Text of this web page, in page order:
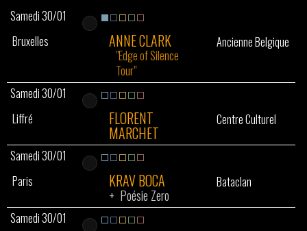
Samedi 30/01
Bruxelles
ANNE CLARK
"Edge of Silence
Tour"
Ancienne Belgique
Samedi 30/01
Liffré
FLORENT
MARCHET
Centre Culturel
Samedi 30/01
Paris
KRAV BOCA
+ Poésie Zero
Bataclan
Samedi 30/01